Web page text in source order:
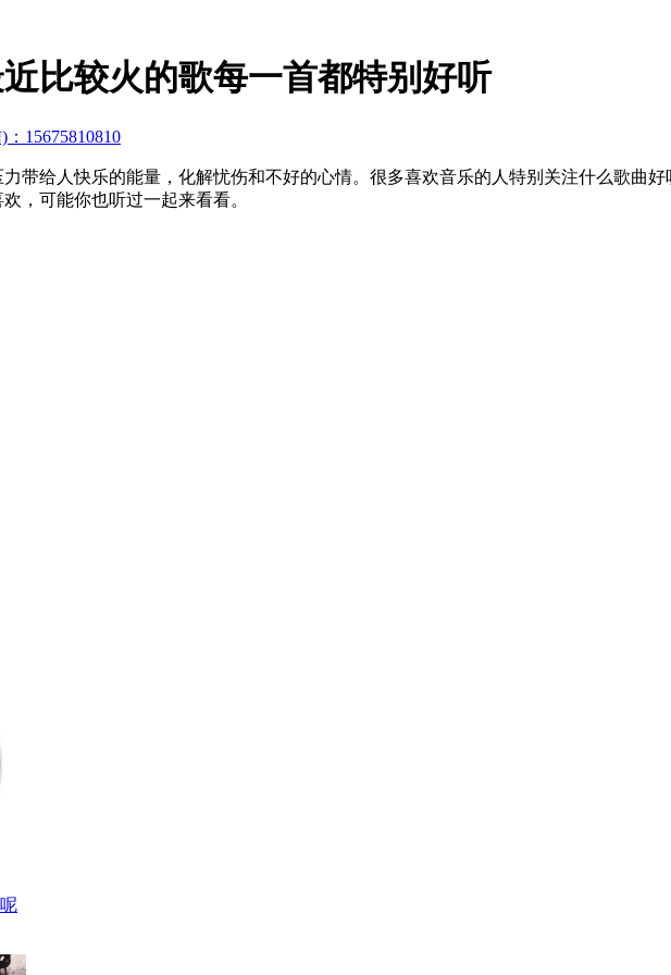
比较火的歌每一首都特别好听
15675810810
给人快乐的能量，化解忧伤和不好的心情。很多喜欢音乐的人特别关注什么歌曲好
，可能你也听过一起来看看。